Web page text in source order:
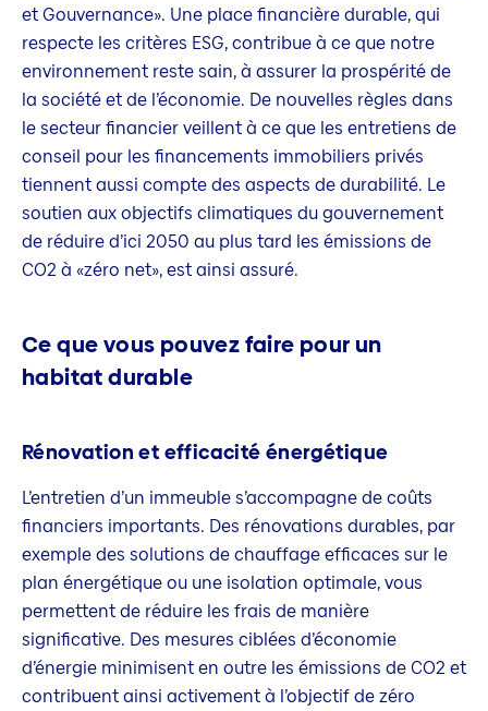
et Gouvernance». Une place financière durable, qui
respecte les critères ESG, contribue à ce que notre
environnement reste sain, à assurer la prospérité de
la société et de l’économie. De nouvelles règles dans
le secteur financier veillent à ce que les entretiens de
conseil pour les financements immobiliers privés
tiennent aussi compte des aspects de durabilité. Le
soutien aux objectifs climatiques du gouvernement
de réduire d’ici 2050 au plus tard les émissions de
CO2 à «zéro net», est ainsi assuré.
Ce que vous pouvez faire pour un
habitat durable
Rénovation et efficacité énergétique
L’entretien d’un immeuble s’accompagne de coûts
financiers importants. Des rénovations durables, par
exemple des solutions de chauffage efficaces sur le
plan énergétique ou une isolation optimale, vous
permettent de réduire les frais de manière
significative. Des mesures ciblées d’économie
d’énergie minimisent en outre les émissions de CO2 et
contribuent ainsi activement à l’objectif de zéro